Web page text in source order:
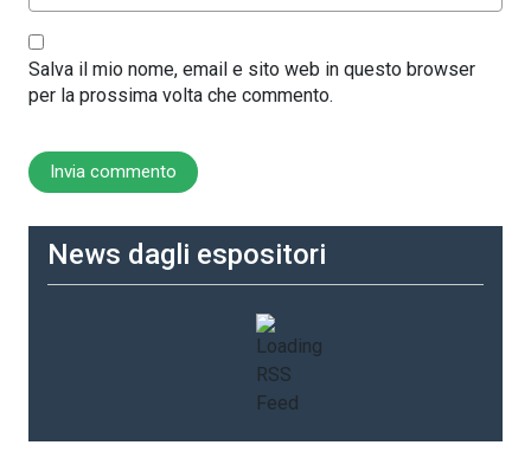
Salva il mio nome, email e sito web in questo browser
per la prossima volta che commento.
News dagli espositori